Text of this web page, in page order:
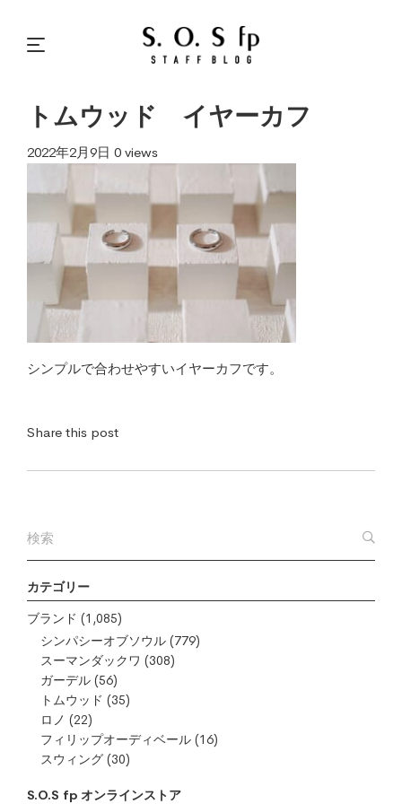
カテゴリー
ブランド (1,085)
シンパシーオブソウル (779)
スーマンダックワ (308)
ガーデル (56)
トムウッド (35)
ロノ (22)
フィリップオーディベール (16)
スウィング (30)
S.O.S fp オンラインストア
トムウッド イヤーカフ
2022年2月9日 0 views
シンプルで合わせやすいイヤーカフです。
Share this post